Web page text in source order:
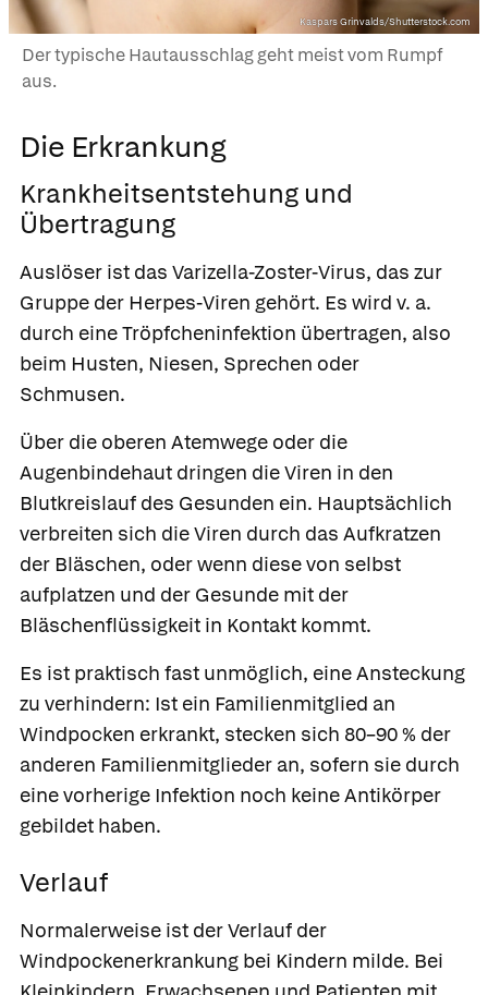
Kaspars Grinvalds/Shutterstock.com
Der typische Hautausschlag geht meist vom Rumpf
aus.
Die Erkrankung
Krankheitsentstehung und
Übertragung
Auslöser ist das Varizella-Zoster-Virus, das zur
Gruppe der Herpes-Viren gehört. Es wird v. a.
durch eine Tröpfcheninfektion übertragen, also
beim Husten, Niesen, Sprechen oder
Schmusen.
Über die oberen Atemwege oder die
Augenbindehaut dringen die Viren in den
Blutkreislauf des Gesunden ein. Hauptsächlich
verbreiten sich die Viren durch das Aufkratzen
der Bläschen, oder wenn diese von selbst
aufplatzen und der Gesunde mit der
Bläschenflüssigkeit in Kontakt kommt.
Es ist praktisch fast unmöglich, eine Ansteckung
zu verhindern: Ist ein Familienmitglied an
Windpocken erkrankt, stecken sich 80–90 % der
anderen Familienmitglieder an, sofern sie durch
eine vorherige Infektion noch keine Antikörper
gebildet haben.
Verlauf
Normalerweise ist der Verlauf der
Windpockenerkrankung bei Kindern milde. Bei